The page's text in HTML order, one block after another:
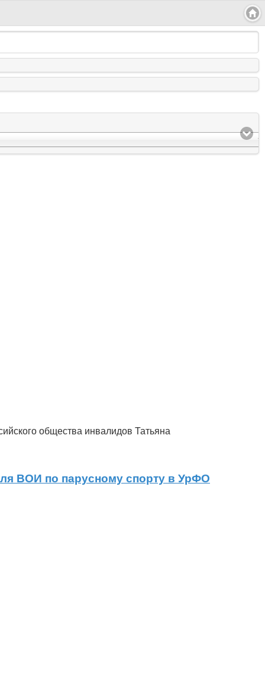
общества инвалидов Татьяна
ВОИ по парусному спорту в УрФО